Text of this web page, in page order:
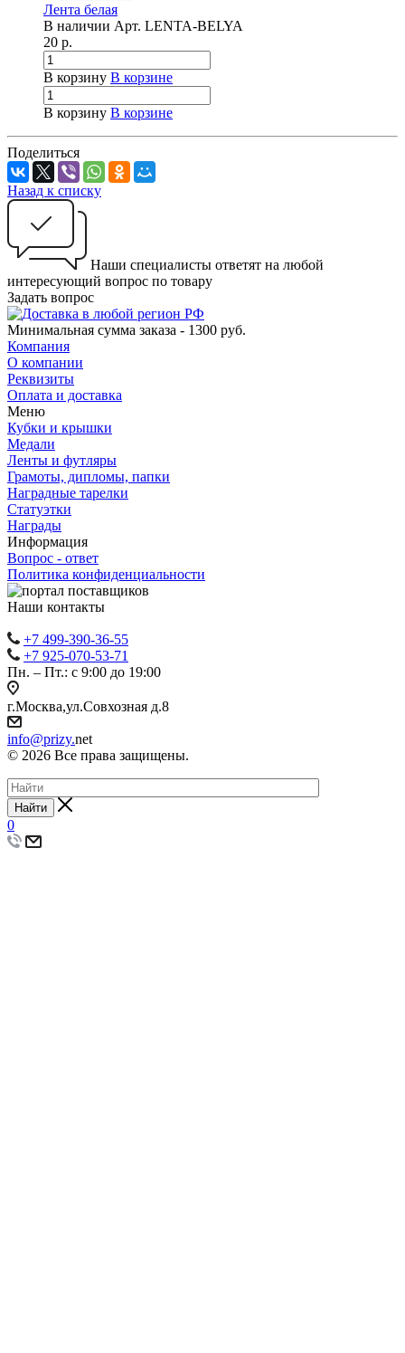
Лента белая
В наличии Арт. LENTA-BELYA
20 р.
В корзину В корзине
В корзину В корзине
Поделиться
Назад к списку
Наши специалисты ответят на любой
интересующий вопрос по товару
Задать вопрос
Минимальная сумма заказа - 1300 руб.
Компания
О компании
Реквизиты
Оплата и доставка
Меню
Кубки и крышки
Медали
Ленты и футляры
Грамоты, дипломы, папки
Наградные тарелки
Статуэтки
Награды
Информация
Вопрос - ответ
Политика конфиденциальности
Наши контакты
+7 499-390-36-55
+7 925-070-53-71
Пн. – Пт.: с 9:00 до 19:00
г.Москва,ул.Совхозная д.8
info@prizy.net
© 2026 Все права защищены.
Найти
0